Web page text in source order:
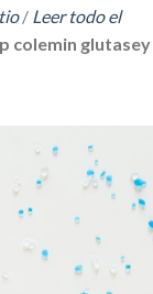
/ Leer todo el
colemin glutasey